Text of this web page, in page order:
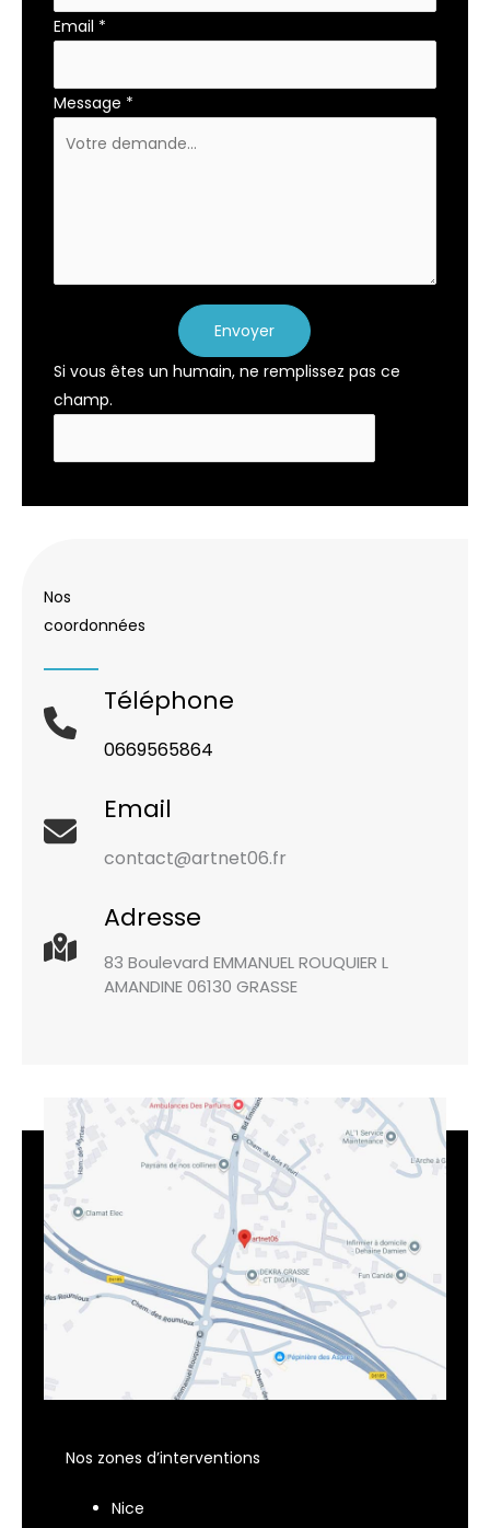
Email *
Message *
Envoyer
Si vous êtes un humain, ne remplissez pas ce
champ.
Nos
coordonnées
Téléphone
0669565864
Email
contact@artnet06.fr
Adresse
83 Boulevard EMMANUEL ROUQUIER L
AMANDINE 06130 GRASSE
Nos zones d’interventions
Nice